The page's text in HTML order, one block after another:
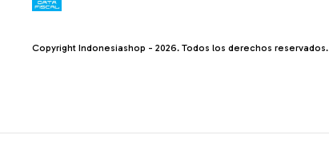
Copyright Indonesiashop - 2026. Todos los derechos reservados.